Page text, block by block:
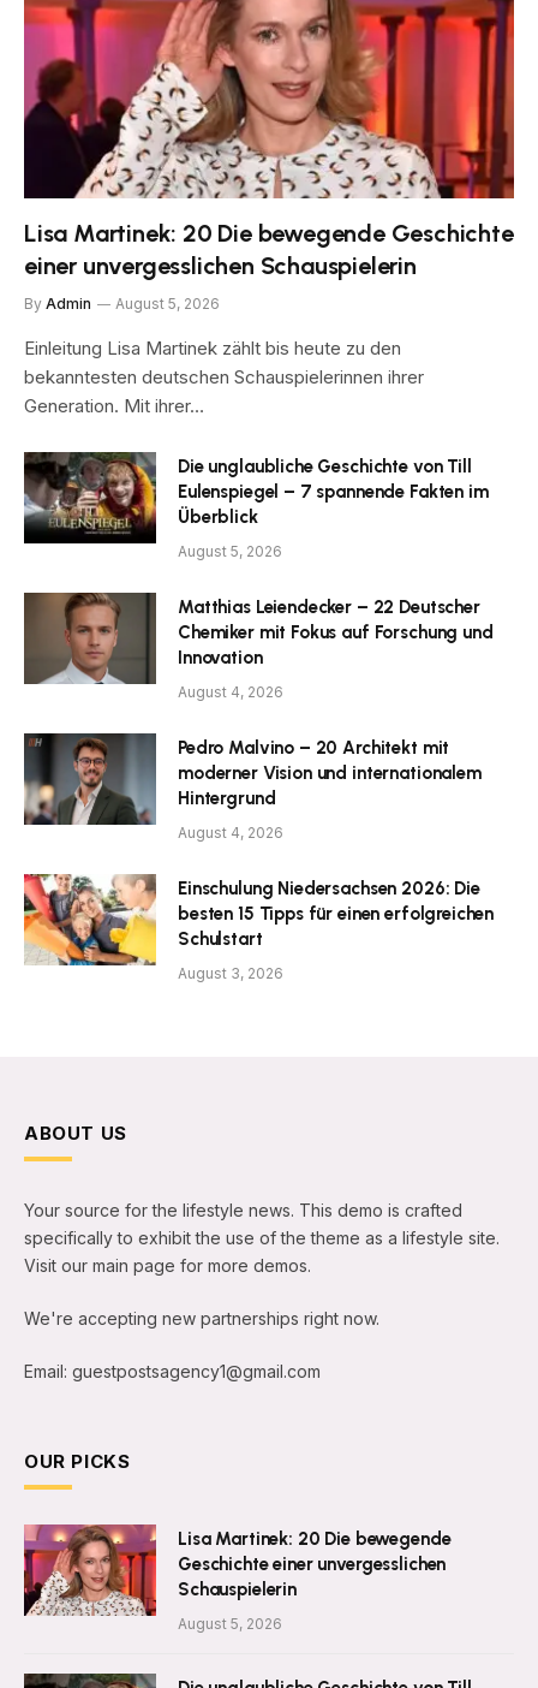
Lisa Martinek: 20 Die bewegende Geschichte
einer unvergesslichen Schauspielerin
By Admin August 5, 2026
Einleitung Lisa Martinek zählt bis heute zu den
bekanntesten deutschen Schauspielerinnen ihrer
Generation. Mit ihrer…
Die unglaubliche Geschichte von Till
Eulenspiegel – 7 spannende Fakten im
Überblick
August 5, 2026
Matthias Leiendecker – 22 Deutscher
Chemiker mit Fokus auf Forschung und
Innovation
August 4, 2026
Pedro Malvino – 20 Architekt mit
moderner Vision und internationalem
Hintergrund
August 4, 2026
Einschulung Niedersachsen 2026: Die
besten 15 Tipps für einen erfolgreichen
Schulstart
August 3, 2026
ABOUT US
Your source for the lifestyle news. This demo is crafted
specifically to exhibit the use of the theme as a lifestyle site.
Visit our main page for more demos.
We're accepting new partnerships right now.
Email: guestpostsagency1@gmail.com
OUR PICKS
Lisa Martinek: 20 Die bewegende
Geschichte einer unvergesslichen
Schauspielerin
August 5, 2026